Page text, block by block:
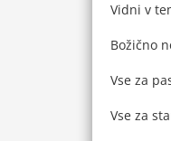
Vidni v
Božično
Vse za
Vse za